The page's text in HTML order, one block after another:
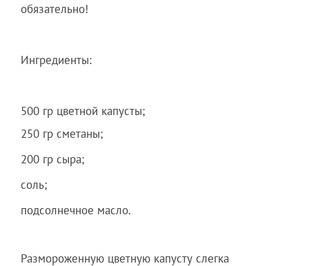
обязательно!
Ингредиенты:
500 гр цветной капусты;
250 гр сметаны;
200 гр сыра;
соль;
подсолнечное масло.
Размороженную цветную капусту слегка